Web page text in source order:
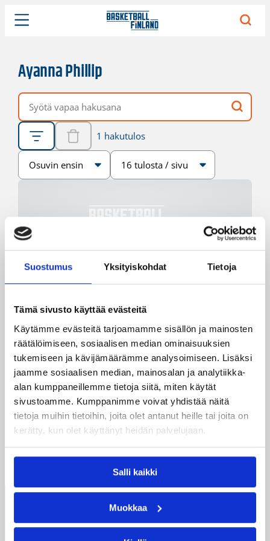
Suostumus Yksityiskohdat Tietoja
Tämä sivusto käyttää evästeitä
Käytämme evästeitä tarjoamamme sisällön ja mainosten
räätälöimiseen, sosiaalisen median ominaisuuksien
tukemiseen ja kävijämäärämme analysoimiseen. Lisäksi
jaamme sosiaalisen median, mainosalan ja analytiikka-
alan kumppaneillemme tietoja siitä, miten käytät
sivustoamme. Kumppanimme voivat yhdistää näitä
tietoja muihin tietoihin, joita olet antanut heille tai joita on
kerätty, kun olet käyttänyt heidän palvelujaan.
Salli kaikki
Muokkaa
Ayanna Phillip
Vapaa hakusana
1 hakutulos
Järjestys
Sivukoko
Naisten Korisliiga 15.12.2005 00:00
Ayanna Phillip siirtyy
Panttereista ToPoon
Naisten SM-sarjan joukkue ToPo on hankkinut
riveihinsä alkukauden Panttereita edustaneen
Ayanna Phillipin. Phillip pelaa jo tulevana
viikonloppuna uuden joukkueensa kanssa kun
ToPo kohtaa Vantaan Pussihukat ja
Lappeenrannan Catzin.
Suomen
Urheilupuistontie 3